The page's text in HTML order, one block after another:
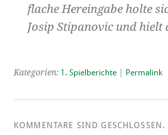
flache Hereingabe holte
Josip Stipanovic und hielt
Kategorien: 1. Spielberichte Permalink
KOMMENTARE SIND GESCHLOSSEN.